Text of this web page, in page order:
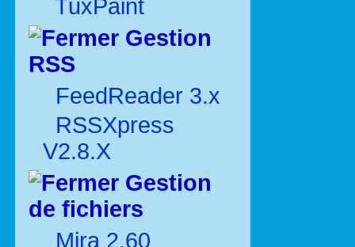
TuxPaint
Gestion
RSS
FeedReader 3.x
RSSXpress
V2.8.X
Gestion
de fichiers
Mira 2.60